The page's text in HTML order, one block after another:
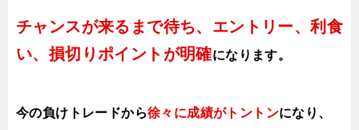
チャンスが来るまで待ち、エントリー、利食
い、損切りポイントが明確になります。
今の負けトレードから徐々に成績がトントンになり、